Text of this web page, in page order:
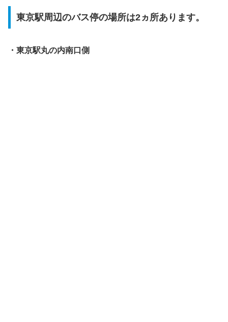
東京駅周辺のバス停の場所は2ヵ所あります。
・東京駅丸の内南口側